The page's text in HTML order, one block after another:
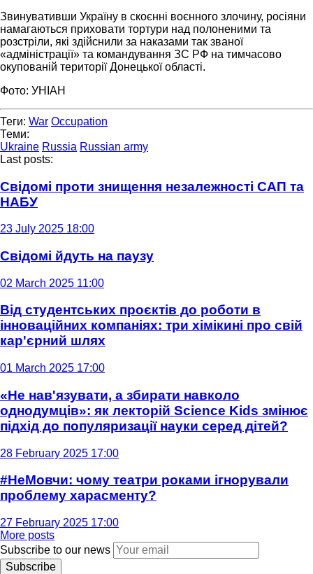
Звинувативши Україну в скоєнні воєнного злочину, росіяни
намагаються приховати тортури над полоненими та
розстріли, які здійснили за наказами так званої
«адміністрації» та командування ЗС РФ на тимчасово
окупованій території Донецької області.
Фото: УНІАН
Теги: War Occupation
Теми:
Ukraine Russia Russian army
Last posts:
Свідомі проти знищення незалежності САП та
НАБУ
23 July 2025 18:00
Свідомі йдуть на паузу
02 March 2025 11:00
Від студентських проєктів до роботи в
інноваційних компаніях: три хімікині про свій
кар'єрний шлях
01 March 2025 17:00
«Не нав'язувати, а збирати навколо
однодумців»: як лекторій Science Kids змінює
підхід до популяризації науки серед дітей?
28 February 2025 17:00
#НеМовчи: чому театри роками ігнорували
проблему харасменту?
27 February 2025 17:00
More posts
Subscribe to our news
Subscribe